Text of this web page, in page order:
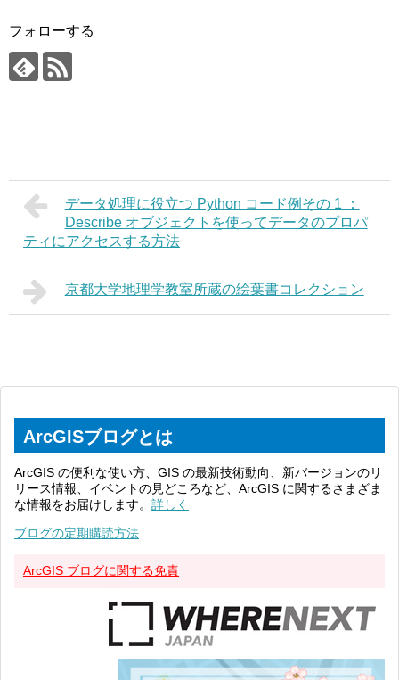
フォローする
データ処理に役立つ Python コード例その 1 ：
Describe オブジェクトを使ってデータのプロパ
ティにアクセスする方法
京都大学地理学教室所蔵の絵葉書コレクション
ArcGISブログとは
ArcGIS の便利な使い方、GIS の最新技術動向、新バージョンのリ
リース情報、イベントの見どころなど、ArcGIS に関するさまざま
な情報をお届けします。 詳しく
ブログの定期購読方法
ArcGIS ブログに関する免責